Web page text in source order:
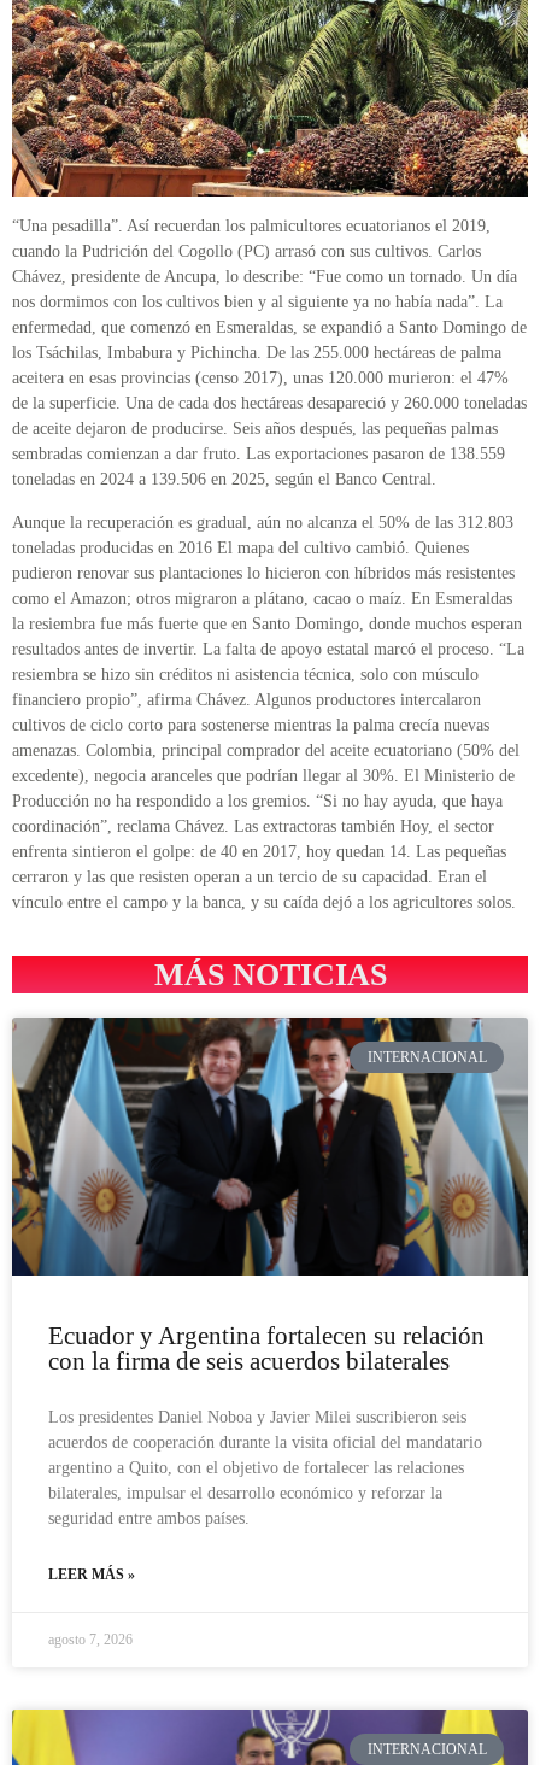
“Una pesadilla”. Así recuerdan los palmicultores ecuatorianos el 2019,
cuando la Pudrición del Cogollo (PC) arrasó con sus cultivos. Carlos
Chávez, presidente de Ancupa, lo describe: “Fue como un tornado. Un día
nos dormimos con los cultivos bien y al siguiente ya no había nada”. La
enfermedad, que comenzó en Esmeraldas, se expandió a Santo Domingo de
los Tsáchilas, Imbabura y Pichincha. De las 255.000 hectáreas de palma
aceitera en esas provincias (censo 2017), unas 120.000 murieron: el 47%
de la superficie. Una de cada dos hectáreas desapareció y 260.000 toneladas
de aceite dejaron de producirse. Seis años después, las pequeñas palmas
sembradas comienzan a dar fruto. Las exportaciones pasaron de 138.559
toneladas en 2024 a 139.506 en 2025, según el Banco Central.
Aunque la recuperación es gradual, aún no alcanza el 50% de las 312.803
toneladas producidas en 2016 El mapa del cultivo cambió. Quienes
pudieron renovar sus plantaciones lo hicieron con híbridos más resistentes
como el Amazon; otros migraron a plátano, cacao o maíz. En Esmeraldas
la resiembra fue más fuerte que en Santo Domingo, donde muchos esperan
resultados antes de invertir. La falta de apoyo estatal marcó el proceso. “La
resiembra se hizo sin créditos ni asistencia técnica, solo con músculo
financiero propio”, afirma Chávez. Algunos productores intercalaron
cultivos de ciclo corto para sostenerse mientras la palma crecía nuevas
amenazas. Colombia, principal comprador del aceite ecuatoriano (50% del
excedente), negocia aranceles que podrían llegar al 30%. El Ministerio de
Producción no ha respondido a los gremios. “Si no hay ayuda, que haya
coordinación”, reclama Chávez. Las extractoras también Hoy, el sector
enfrenta sintieron el golpe: de 40 en 2017, hoy quedan 14. Las pequeñas
cerraron y las que resisten operan a un tercio de su capacidad. Eran el
vínculo entre el campo y la banca, y su caída dejó a los agricultores solos.
MÁS NOTICIAS
INTERNACIONAL
Ecuador y Argentina fortalecen su relación
con la firma de seis acuerdos bilaterales
Los presidentes Daniel Noboa y Javier Milei suscribieron seis
acuerdos de cooperación durante la visita oficial del mandatario
argentino a Quito, con el objetivo de fortalecer las relaciones
bilaterales, impulsar el desarrollo económico y reforzar la
seguridad entre ambos países.
LEER MÁS »
agosto 7, 2026
INTERNACIONAL